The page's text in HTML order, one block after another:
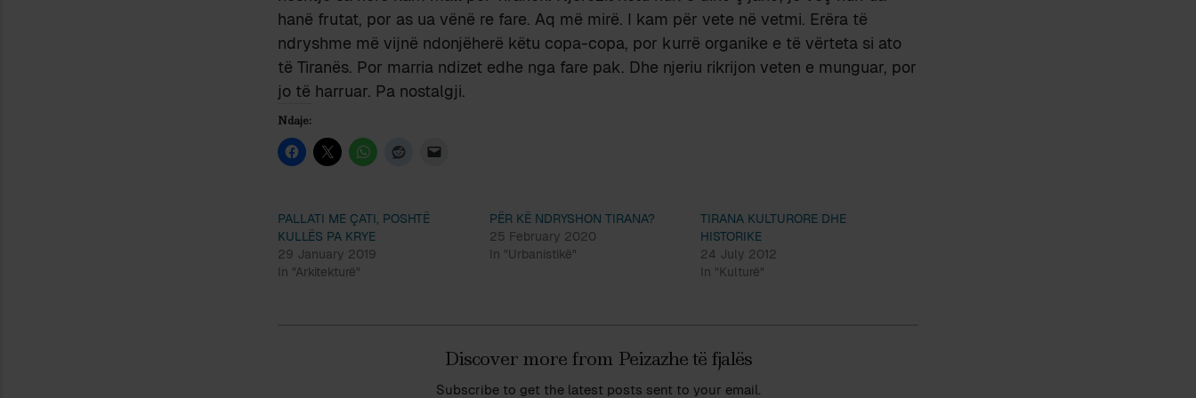
hanë frutat, por as ua vënë re fare. Aq më mirë. I kam për vete në vetmi. Erëra të
ndryshme më vijnë ndonjëherë këtu copa-copa, por kurrë organike e të vërteta si ato
të Tiranës. Por marria ndizet edhe nga fare pak. Dhe njeriu rikrijon veten e munguar, por
jo të harruar. Pa nostalgji.
Ndaje:
PALLATI ME ÇATI, POSHTË
KULLËS PA KRYE
29 January 2019
In "Arkitekturë"
PËR KË NDRYSHON TIRANA?
25 February 2020
In "Urbanistikë"
TIRANA KULTURORE DHE
HISTORIKE
24 July 2012
In "Kulturë"
Discover more from Peizazhe të fjalës
Subscribe to get the latest posts sent to your email.